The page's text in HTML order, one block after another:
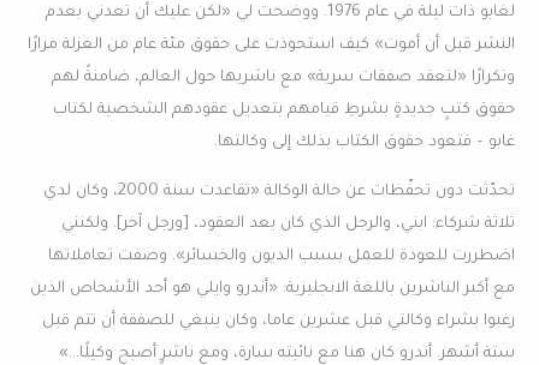
لغابو ذات ليلة في عام 1976. ووضحت لي «لكن عليك أن تعدني بعدم
النشر قبل أن أموت» كيف استحوذت على حقوق مئة عام من العزلة مرارًا
وتكرارًا «لتعقد صفقات سرية» مع ناشريها حول العالم، ضامنةً لهم
حقوق كتبٍ جديدةٍ بشرطِ قيامهم بتعديل عقودهم الشخصية لكتاب
غابو – فتعود حقوق الكتاب بذلك إلى وكالتها.
تحدّثت دون تحفّظات عن حالة الوكالة «تقاعدت سنة 2000، وكان لدي
ثلاثة شركاء: ابني، والرجل الذي كان يعد العقود، [ورجل آخر]. ولكنني
اضطررت للعودة للعمل بسبب الديون والخسائر». وصفت تعاملاتها
مع أكبر الناشرين باللغة الانجليزية: «أندرو وايلي هو أحد الأشخاص الذين
رغبوا بشراء وكالتي قبل عشرين عاما، وكان ينبغي للصفقة أن تتم قبل
ستة أشهر. أندرو كان هنا مع نائبته سارة، ومع ناشرٍ أصبح وكيلًا…»